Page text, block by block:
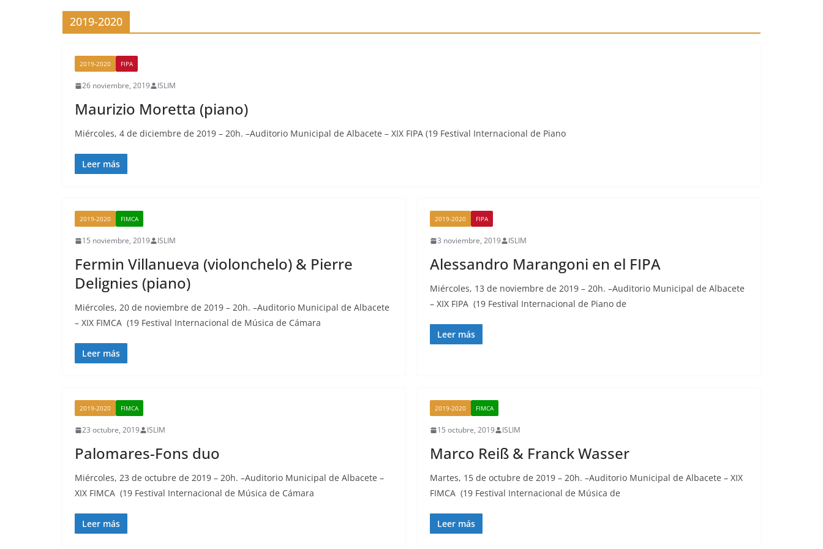
2019-2020
2019-2020 FIPA
26 noviembre, 2019 ISLIM
Maurizio Moretta (piano)
Miércoles, 4 de diciembre de 2019 – 20h. –Auditorio Municipal de Albacete – XIX FIPA (19 Festival Internacional de Piano
Leer más
2019-2020 FIMCA
15 noviembre, 2019 ISLIM
Fermin Villanueva (violonchelo) & Pierre
Delignies (piano)
Miércoles, 20 de noviembre de 2019 – 20h. –Auditorio Municipal de Albacete
– XIX FIMCA (19 Festival Internacional de Música de Cámara
Leer más
2019-2020 FIPA
3 noviembre, 2019 ISLIM
Alessandro Marangoni en el FIPA
Miércoles, 13 de noviembre de 2019 – 20h. –Auditorio Municipal de Albacete
– XIX FIPA (19 Festival Internacional de Piano de
Leer más
2019-2020 FIMCA
23 octubre, 2019 ISLIM
Palomares-Fons duo
Miércoles, 23 de octubre de 2019 – 20h. –Auditorio Municipal de Albacete –
XIX FIMCA (19 Festival Internacional de Música de Cámara
Leer más
2019-2020 FIMCA
15 octubre, 2019 ISLIM
Marco Reiß & Franck Wasser
Martes, 15 de octubre de 2019 – 20h. –Auditorio Municipal de Albacete – XIX
FIMCA (19 Festival Internacional de Música de
Leer más